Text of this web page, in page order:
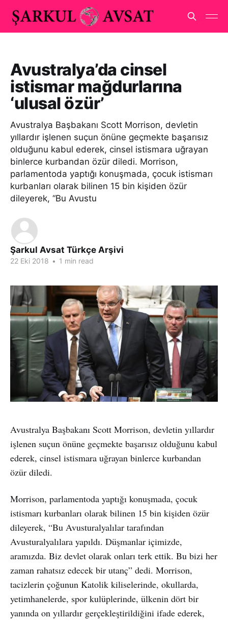
Avustralya’da cinsel
istismar mağdurlarına
‘ulusal özür’
Avustralya Başbakanı Scott Morrison, devletin
yıllardır işlenen suçun önüne geçmekte başarısız
olduğunu kabul ederek, cinsel istismara uğrayan
binlerce kurbandan özür diledi. Morrison,
parlamentoda yaptığı konuşmada, çocuk istismarı
kurbanları olarak bilinen 15 bin kişiden özür
dileyerek, “Bu Avustu
Şarkul Avsat Türkçe Arşivi
22 Eki 2018 • 1 min read
Avustralya Başbakanı Scott Morrison, devletin yıllardır
işlenen suçun önüne geçmekte başarısız olduğunu kabul
ederek, cinsel istismara uğrayan binlerce kurbandan
özür diledi.
Morrison, parlamentoda yaptığı konuşmada, çocuk
istismarı kurbanları olarak bilinen 15 bin kişiden özür
dileyerek, “Bu Avusturalyalılar tarafından
Avusturalyalılara yapıldı. Düşmanlar içimizde,
aramızda. Biz devlet olarak onları terk ettik. Bu bizi her
zaman rahatsız edecek bir utanç” dedi. Morrison,
tacizlerin çoğunun Katolik kiliselerinde, okullarda,
yetimhanelerde, spor kulüplerinde, ülkenin dört bir
yanında on yıllardır gerçekleştirildiğini ifade ederek,